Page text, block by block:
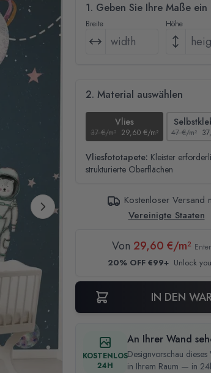
1. Geben Sie Ihre Maße ein
Breite Höhe
2. Material auswählen
Vlies
37 €/m² 29,60 €/m² 47 €/m²
Vliesfototapete: Kleister
strukturierte Oberflächen
Kostenloser Versand
Vereinigte Staaten
Von 29,60 €/m²
20% OFF €99+ Unlock
IN DEN
KOSTENLOS
24H
An Ihrer Wand
Designvorschau dieses
in Ihrem Raum — in